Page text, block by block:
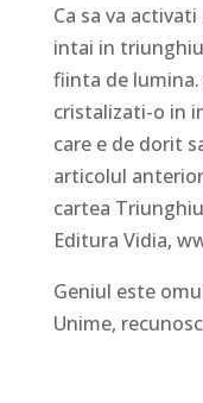
Ca sa va
intai in
fiinta de
cristalizati-o in
care e de dorit
articolul
cartea
Editura Vidia,
Geniul este
Unime,